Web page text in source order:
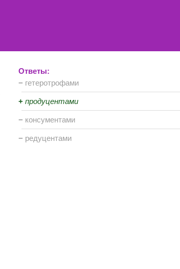
Ответы:
− гетеротрофами
+ продуцентами
− консументами
− редуцентами